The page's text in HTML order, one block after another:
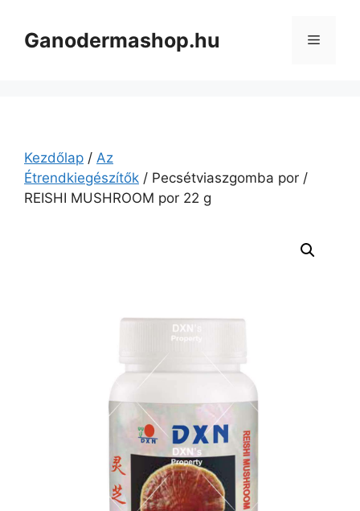
tartalomba
Ganodermashop.hu Menü
Kezdőlap / Az
Étrendkiegészítők / Pecsétviaszgomba por /
REISHI MUSHROOM por 22 g